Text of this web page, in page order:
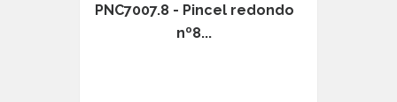
PNC7007.8 - Pincel redondo
nº8...